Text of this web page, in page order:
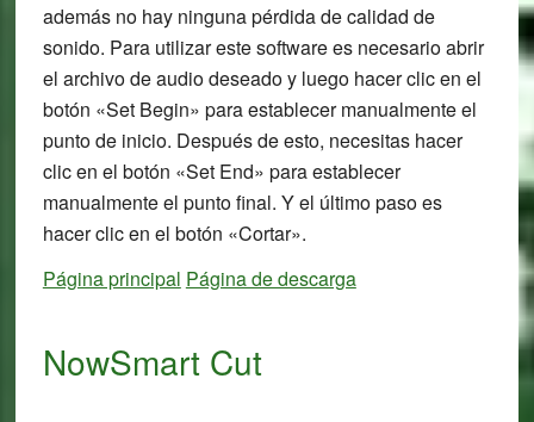
además no hay ninguna pérdida de calidad de
sonido. Para utilizar este software es necesario abrir
el archivo de audio deseado y luego hacer clic en el
botón «Set Begin» para establecer manualmente el
punto de inicio. Después de esto, necesitas hacer
clic en el botón «Set End» para establecer
manualmente el punto final. Y el último paso es
hacer clic en el botón «Cortar».
Página principal Página de descarga
NowSmart Cut